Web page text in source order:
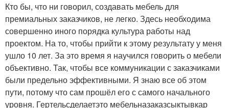
Кто бы, что ни говорил, создавать мебель для
премиальных заказчиков, не легко. Здесь необходима
совершенно иного порядка культура работы над
проектом. На то, чтобы прийти к этому результату у меня
ушло 10 лет. За это время я научился говорить о мебели
объективно. Так, чтобы все коммуникации с заказчиками
были предельно эффективными. Я знаю все об этом
пути, потому что сам прошёл его с самого начального
уровня. Гертельсделаетэто мебельназаказсыктывкар